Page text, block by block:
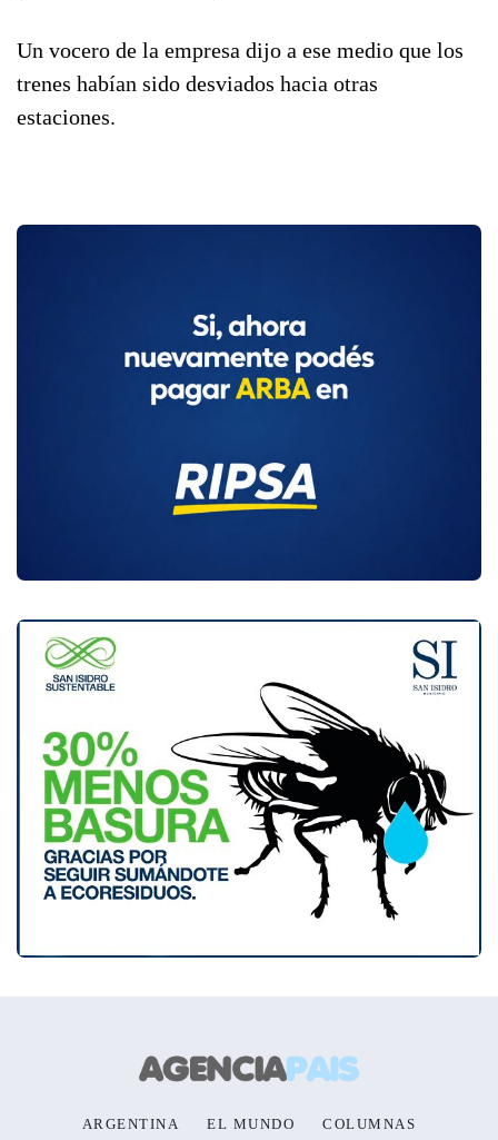
Un vocero de la empresa dijo a ese medio que los
trenes habían sido desviados hacia otras
estaciones.
ARGENTINA EL MUNDO COLUMNAS